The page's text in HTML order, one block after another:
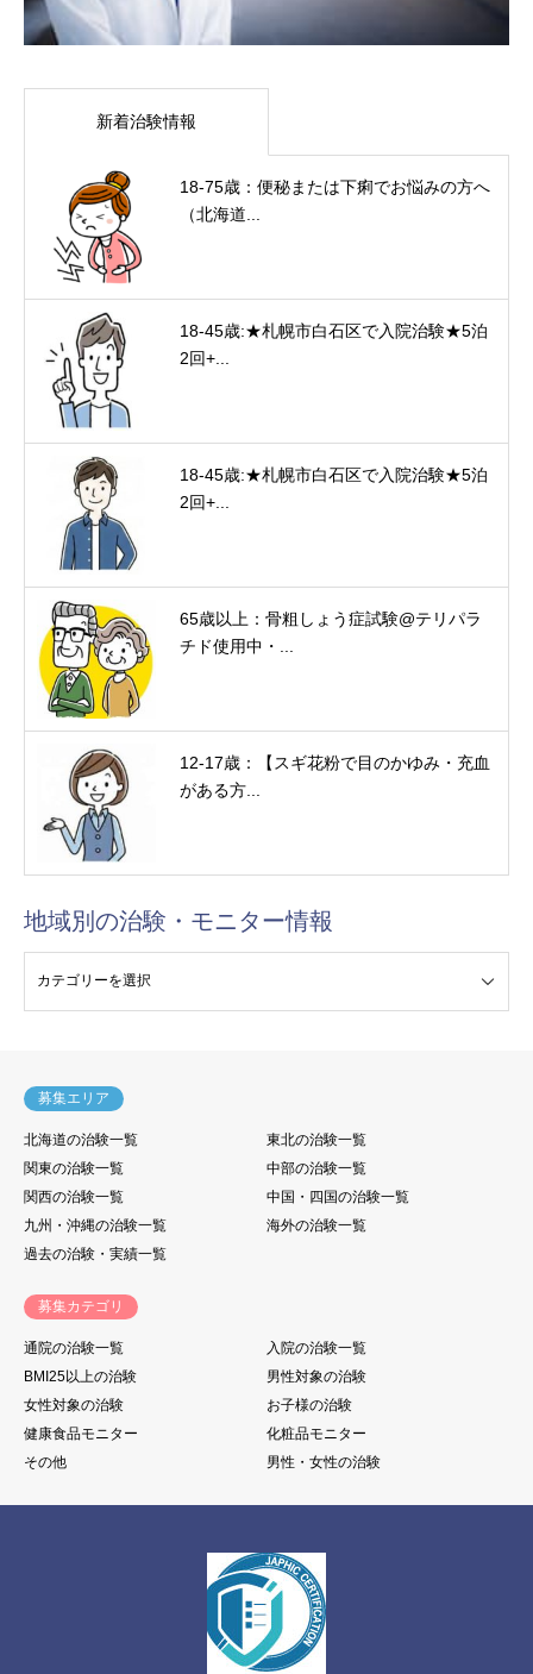
新着治験情報
18-75歳：便秘または下痢でお悩みの方へ
（北海道...
18-45歳:★札幌市白石区で入院治験★5泊
2回+...
18-45歳:★札幌市白石区で入院治験★5泊
2回+...
65歳以上：骨粗しょう症試験@テリパラ
チド使用中・...
12-17歳：【スギ花粉で目のかゆみ・充血
がある方...
地域別の治験・モニター情報
募集エリア
北海道の治験一覧
東北の治験一覧
関東の治験一覧
中部の治験一覧
関西の治験一覧
中国・四国の治験一覧
九州・沖縄の治験一覧
海外の治験一覧
過去の治験・実績一覧
募集カテゴリ
通院の治験一覧
入院の治験一覧
BMI25以上の治験
男性対象の治験
女性対象の治験
お子様の治験
健康食品モニター
化粧品モニター
その他
男性・女性の治験